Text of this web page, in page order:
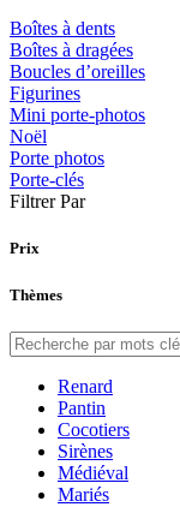
Boîtes à dents
Boîtes à dragées
Boucles d’oreilles
Figurines
Mini porte-photos
Noël
Porte photos
Porte-clés
Filtrer Par
Prix
Thèmes
Renard
Pantin
Cocotiers
Sirènes
Médiéval
Mariés